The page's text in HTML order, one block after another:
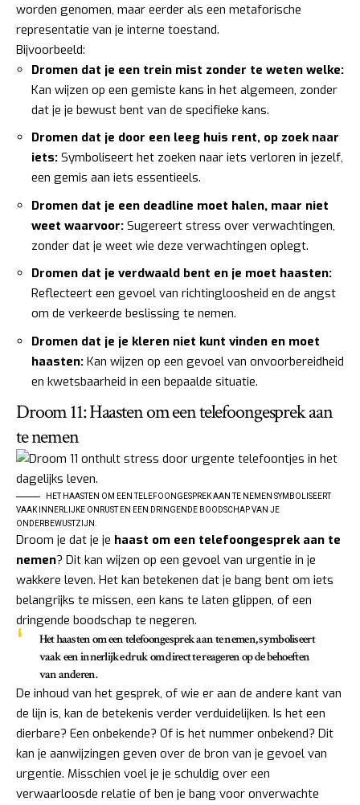
worden genomen, maar eerder als een metaforische
representatie van je interne toestand.
Bijvoorbeeld:
Dromen dat je een trein mist zonder te weten welke:
Kan wijzen op een gemiste kans in het algemeen, zonder
dat je je bewust bent van de specifieke kans.
Dromen dat je door een leeg huis rent, op zoek naar
iets: Symboliseert het zoeken naar iets verloren in jezelf,
een gemis aan iets essentieels.
Dromen dat je een deadline moet halen, maar niet
weet waarvoor: Sugereert stress over verwachtingen,
zonder dat je weet wie deze verwachtingen oplegt.
Dromen dat je verdwaald bent en je moet haasten:
Reflecteert een gevoel van richtingloosheid en de angst
om de verkeerde beslissing te nemen.
Dromen dat je je kleren niet kunt vinden en moet
haasten: Kan wijzen op een gevoel van onvoorbereidheid
en kwetsbaarheid in een bepaalde situatie.
Droom 11: Haasten om een telefoongesprek aan
te nemen
HET HAASTEN OM EEN TELEFOONGESPREK AAN TE NEMEN SYMBOLISEERT
VAAK INNERLIJKE ONRUST EN EEN DRINGENDE BOODSCHAP VAN JE
ONDERBEWUSTZIJN.
Droom je dat je je haast om een telefoongesprek aan te
nemen? Dit kan wijzen op een gevoel van urgentie in je
wakkere leven. Het kan betekenen dat je bang bent om iets
belangrijks te missen, een kans te laten glippen, of een
dringende boodschap te negeren.
Het haasten om een telefoongesprek aan te nemen, symboliseert
vaak een innerlijke druk om direct te reageren op de behoeften
van anderen.
De inhoud van het gesprek, of wie er aan de andere kant van
de lijn is, kan de betekenis verder verduidelijken. Is het een
dierbare? Een onbekende? Of is het nummer onbekend? Dit
kan je aanwijzingen geven over de bron van je gevoel van
urgentie. Misschien voel je je schuldig over een
verwaarloosde relatie of ben je bang voor onverwachte